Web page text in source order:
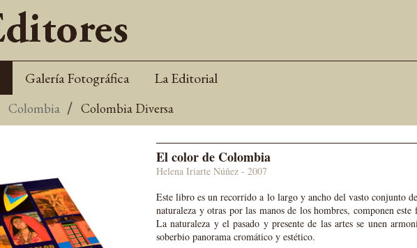
Galería Fotográfica La Editorial
Colombia Colombia Diversa
El color de Colombia
Helena Iriarte Núñez - 2007
Este libro es un recorrido a lo largo y ancho del vasto conjunto
naturaleza y otras por las manos de los hombres, componen
La naturaleza y el pasado y presente de las artes se unen
soberbio panorama cromático y estético.